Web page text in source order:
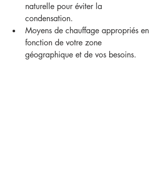
naturelle pour éviter la
condensation.
Moyens de chauffage appropriés en
fonction de votre zone
géographique et de vos besoins.